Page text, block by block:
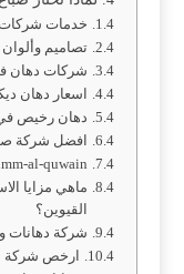
خدمات شركات
تصاميم
شركات دهان
اسعار دهان
دهان رخيص في
افضل شركة
al-quwain
ماهي مزايا
القيوين؟
شركة دهانات
ارخص شركة